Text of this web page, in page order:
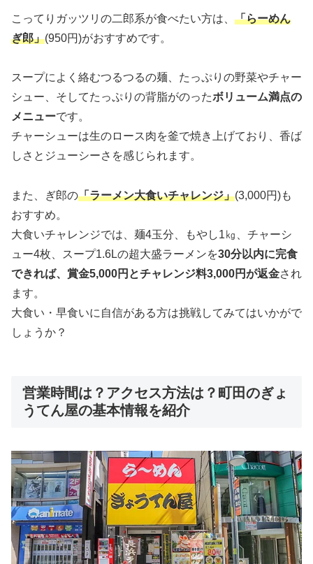
こってりガッツリの二郎系が食べたい方は、 「らーめん
ぎ郎」(950円)がおすすめです。
スープによく絡むつるつるの麺、たっぷりの野菜やチャー
シュー、そしてたっぷりの背脂がのったボリューム満点の
メニューです。
チャーシューは生のロース肉を釜で焼き上げており、香ば
しさとジューシーさを感じられます。
また、ぎ郎の「ラーメン大食いチャレンジ」(3,000円)も
おすすめ。
大食いチャレンジでは、麺4玉分、もやし1㎏、チャーシ
ュー4枚、スープ1.6Lの超大盛ラーメンを30分以内に完食
できれば、賞金5,000円とチャレンジ料3,000円が返金され
ます。
大食い・早食いに自信がある方は挑戦してみてはいかがで
しょうか？
営業時間は？アクセス方法は？町田のぎょ
うてん屋の基本情報を紹介